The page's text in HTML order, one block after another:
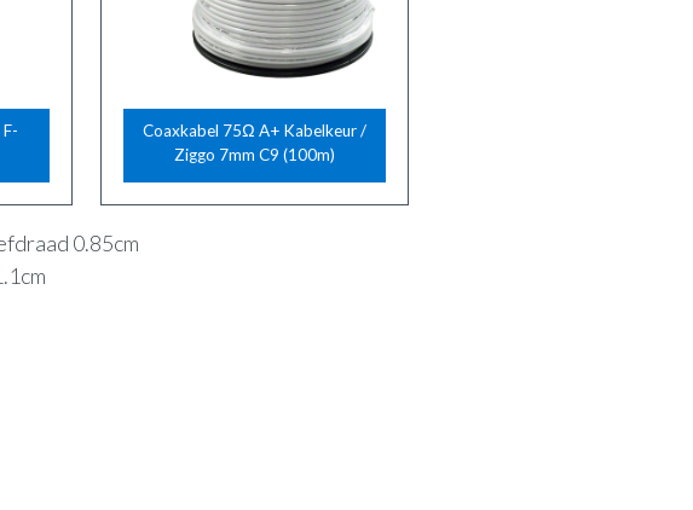
Coaxkabel 75Ω A+ Kabelkeur /
Ziggo 7mm C9 (100m)
0.85cm